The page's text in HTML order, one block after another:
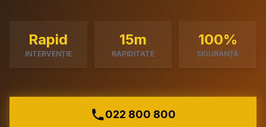
Rapid
INTERVENȚIE
15m
RAPIDITATE
100%
SIGURANȚĂ
022 800 800